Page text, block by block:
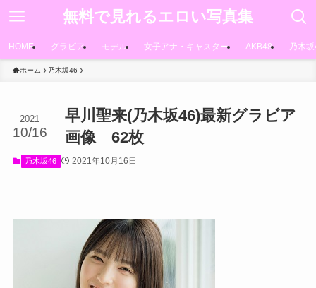
無料で見れるエロい写真集
HOME グラビア モデル 女子アナ・キャスター AKB48 乃木
ホーム 乃木坂46
早川聖来(乃木坂46)最新グラビア
画像 62枚
2021
10/16
乃木坂46 2021年10月16日